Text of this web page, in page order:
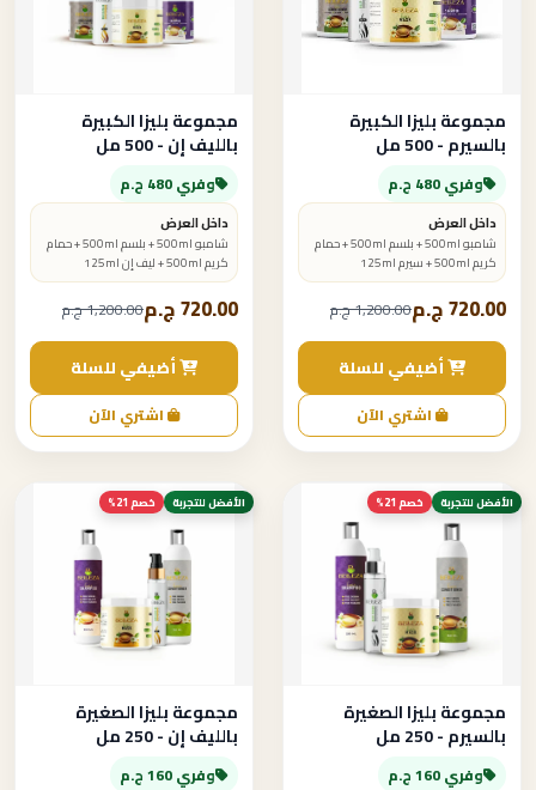
مجموعة بليزا الكبيرة
بالسيرم - 500 مل
وفري 480 ج.م
داخل العرض
شامبو 500ml + بلسم 500ml + حمام
كريم 500ml + سيرم 125ml
720.00 ج.م 1,200.00 ج.م
أضيفي للسلة
اشتري الآن
مجموعة بليزا الكبيرة
بالليف إن - 500 مل
وفري 480 ج.م
داخل العرض
شامبو 500ml + بلسم 500ml + حمام
كريم 500ml + ليف إن 125ml
720.00 ج.م 1,200.00 ج.م
أضيفي للسلة
اشتري الآن
الأفضل للتجربة خصم 21%
مجموعة بليزا الصغيرة
بالسيرم - 250 مل
وفري 160 ج.م
الأفضل للتجربة خصم 21%
مجموعة بليزا الصغيرة
بالليف إن - 250 مل
وفري 160 ج.م